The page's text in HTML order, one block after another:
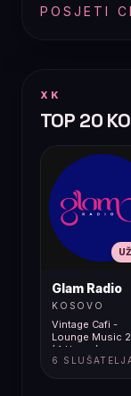
POSJETI
XK
TOP 20
Glam Radio
KOSOVO
Vintage Cafi -
Lounge Music
(4 Hours)
6